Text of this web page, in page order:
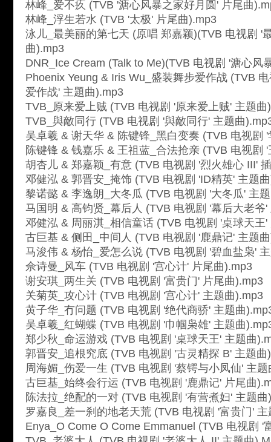
林峰_爱不疚 (TVB '溏心风暴之家好月圆' 片尾曲
林峰_浮生若水 (TVB '太极' 片尾曲).mp3
泳儿_最美丽的第七天 (原唱 郑嘉颖)(TVB 电视剧 '
曲).mp3
DNR_Ice Cream (Talk to Me)(TVB 电视剧 '溏心风
Phoenix Yeung & Iris Wu_盛装舞步爱作战 (TVB
爱作战' 主題曲).mp3
TVB_原来爱上贼 (TVB 电视剧 '原来爱上贼' 主题曲
TVB_與敵同行 (TVB 电视剧 '與敵同行' 主题曲
吴卓羲 & 谢天华 & 陈键锋_黑白变奏 (TVB 电视剧
陈键锋 & 钱嘉乐 & 王祖蓝_合法抢亲 (TVB 电视剧
胡杏儿 & 郑嘉颖_有意 (TVB 电视剧 '烈火雄心 III'
邓健泓 & 郭晋安_掩饰 (TVB 电视剧 'ID精英' 主题
黎诺懿 & 李逸朗_大冬瓜 (TVB 电视剧 '大冬瓜' 主
马国明 & 高钧贤_幕后人 (TVB 电视剧 '幕后大老爷'
邓健泓 & 周丽淇_相信童话 (TVB 电视剧 '桌球天王
古巨基 & 侧田_中间人 (TVB 电视剧 '鹿鼎记' 主题
马浚伟 & 杨怡_爱怎么说 (TVB 电视剧 '碧血盐枭'
佘诗曼_风车 (TVB 电视剧 '宫心计' 片尾曲).mp3
谢安琪_两生关 (TVB 电视剧 '富贵门' 片尾曲).mp3
关菊英_攻心计 (TVB 电视剧 '宫心计' 主题曲).mp3
黄子华_冇问题 (TVB 电视剧 '绝代商骄' 主题曲
吴卓羲_红蝴蝶 (TVB 电视剧 '巾帼枭雄' 主题曲
郑少秋_命运游戏 (TVB 电视剧 '桌球天王' 主题曲
郭晋安_追根究底 (TVB 电视剧 '古灵精探 B' 主题曲
周海媚_伤爱一生 (TVB 电视剧 '蔡锷与小凤仙' 主题
古巨基_始终会行运 (TVB 电视剧 '鹿鼎记' 片尾曲
陈法拉_绝配的一对 (TVB 电视剧 '有营煮妇' 主题曲
罗嘉良_差一刹的地老天荒 (TVB 电视剧 '富贵门'
Enya_O Come O Come Emmanuel (TVB 电视剧 '